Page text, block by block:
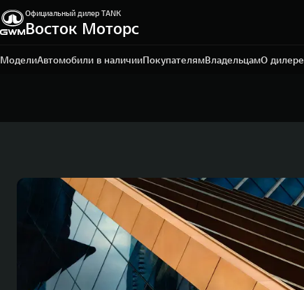
Официальный дилер TANK
Восток Моторс
МоделиАвтомобили в наличииПокупателямВладельцамО дилере
Пермь, ш. Космонавтов, 328/1
+7 342 205-51-19